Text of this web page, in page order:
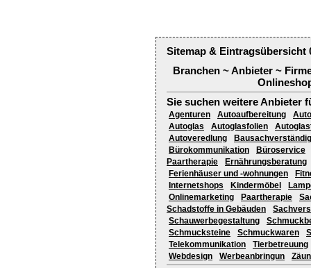
Sitemap & Eintragsübersicht
Branchen ~ Anbieter ~
Sie suchen weitere Anbieter
Agenturen Autoaufbereitung
Autoglas
Autoglasfolien
Autoveredlung
Bürokommunikation
Büroservice
Paartherapie
Ernährungsberatung
Ferienhäuser und -wohnungen
Internetshops
Kindermöbel
Onlinemarketing
Paartherapie
Schadstoffe in Gebäuden
Schauwerbegestaltung
Schmucksteine
Schmuckwaren
Telekommunikation
Tierbetreuung
Webdesign
Werbeanbringun